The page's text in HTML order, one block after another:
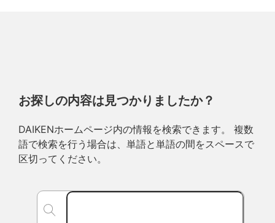
お探しの内容は見つかりましたか？
DAIKENホームページ内の情報を検索できます。 複数
語で検索を行う場合は、単語と単語の間をスペースで
区切ってください。